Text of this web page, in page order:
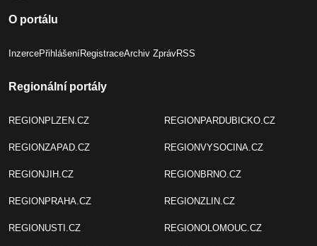
O portálu
InzercePřihlášeníRegistraceArchiv ZprávRSS
Regionální portály
REGIONPLZEN.CZ
REGIONZAPAD.CZ
REGIONJIH.CZ
REGIONPRAHA.CZ
REGIONUSTI.CZ
REGIONPARDUBICKO.CZ
REGIONVYSOCINA.CZ
REGIONBRNO.CZ
REGIONZLIN.CZ
REGIONOLOMOUC.CZ